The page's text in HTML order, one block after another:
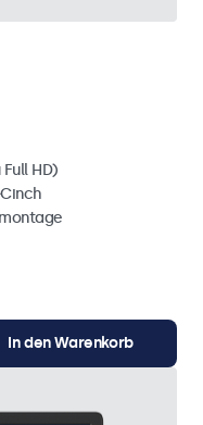
HD)
In den Warenkorb